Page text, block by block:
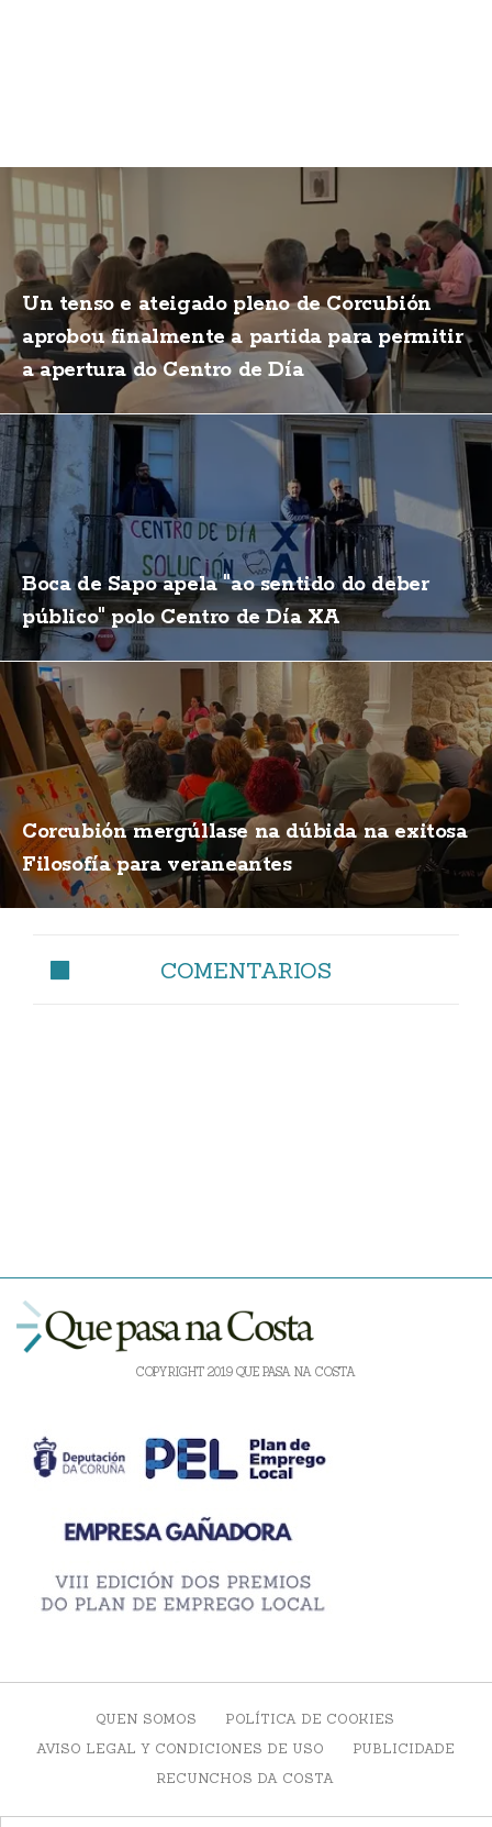
Un tenso e ateigado pleno de Corcubión
aprobou finalmente a partida para permitir
a apertura do Centro de Día
Boca de Sapo apela "ao sentido do deber
público" polo Centro de Día XA
Corcubión mergúllase na dúbida na exitosa
Filosofía para veraneantes
COMENTARIOS
COPYRIGHT 2019 QUE PASA NA COSTA
QUEN SOMOS
POLÍTICA DE COOKIES
AVISO LEGAL Y CONDICIONES DE USO
PUBLICIDADE
RECUNCHOS DA COSTA